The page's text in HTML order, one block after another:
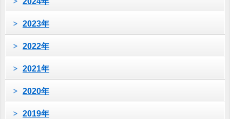
2023年
2022年
2021年
2020年
2019年